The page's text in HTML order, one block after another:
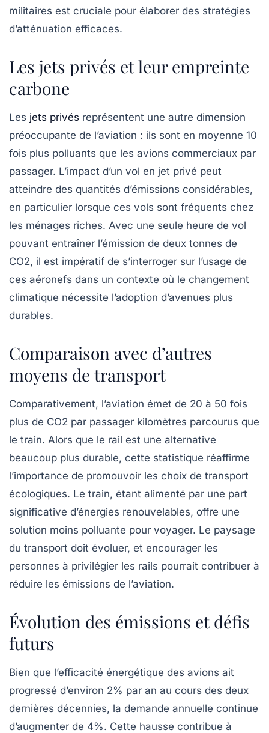
militaires est cruciale pour élaborer des stratégies
d’atténuation efficaces.
Les jets privés et leur empreinte
carbone
Les jets privés représentent une autre dimension
préoccupante de l’aviation : ils sont en moyenne 10
fois plus polluants que les avions commerciaux par
passager. L’impact d’un vol en jet privé peut
atteindre des quantités d’émissions considérables,
en particulier lorsque ces vols sont fréquents chez
les ménages riches. Avec une seule heure de vol
pouvant entraîner l’émission de deux tonnes de
CO2, il est impératif de s’interroger sur l’usage de
ces aéronefs dans un contexte où le changement
climatique nécessite l’adoption d’avenues plus
durables.
Comparaison avec d’autres
moyens de transport
Comparativement, l’aviation émet de 20 à 50 fois
plus de CO2 par passager kilomètres parcourus que
le train. Alors que le rail est une alternative
beaucoup plus durable, cette statistique réaffirme
l’importance de promouvoir les choix de transport
écologiques. Le train, étant alimenté par une part
significative d’énergies renouvelables, offre une
solution moins polluante pour voyager. Le paysage
du transport doit évoluer, et encourager les
personnes à privilégier les rails pourrait contribuer à
réduire les émissions de l’aviation.
Évolution des émissions et défis
futurs
Bien que l’efficacité énergétique des avions ait
progressé d’environ 2% par an au cours des deux
dernières décennies, la demande annuelle continue
d’augmenter de 4%. Cette hausse contribue à